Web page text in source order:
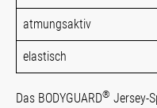
atmungsaktiv
elastisch
Das BODYGUARD® Jersey-